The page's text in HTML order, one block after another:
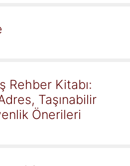
Rehber Kitabı:
Taşınabilir
Önerileri